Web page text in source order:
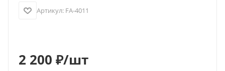
Артикул: FA-4011
2 200 ₽/шт